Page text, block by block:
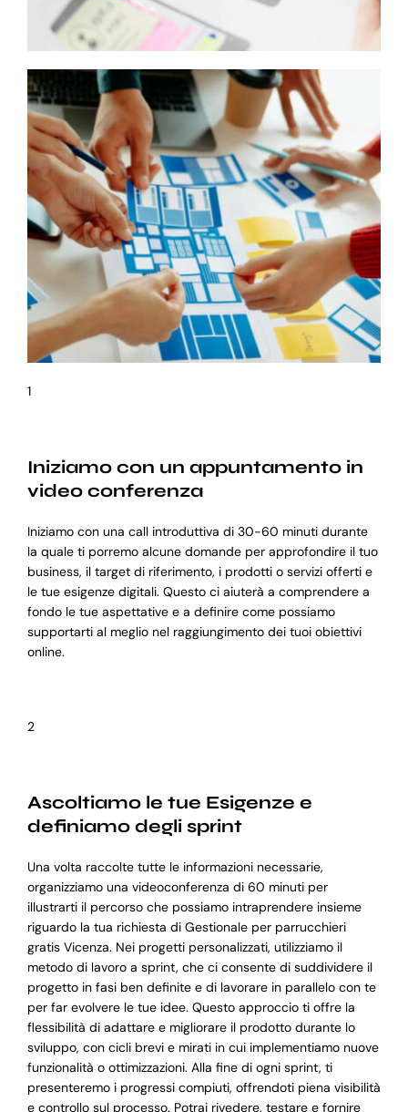
1
Iniziamo con un appuntamento in
video conferenza
Iniziamo con una call introduttiva di 30-60 minuti durante
la quale ti porremo alcune domande per approfondire il tuo
business, il target di riferimento, i prodotti o servizi offerti e
le tue esigenze digitali. Questo ci aiuterà a comprendere a
fondo le tue aspettative e a definire come possiamo
supportarti al meglio nel raggiungimento dei tuoi obiettivi
online.
2
Ascoltiamo le tue Esigenze e
definiamo degli sprint
Una volta raccolte tutte le informazioni necessarie,
organizziamo una videoconferenza di 60 minuti per
illustrarti il percorso che possiamo intraprendere insieme
riguardo la tua richiesta di Gestionale per parrucchieri
gratis Vicenza. Nei progetti personalizzati, utilizziamo il
metodo di lavoro a sprint, che ci consente di suddividere il
progetto in fasi ben definite e di lavorare in parallelo con te
per far evolvere le tue idee. Questo approccio ti offre la
flessibilità di adattare e migliorare il prodotto durante lo
sviluppo, con cicli brevi e mirati in cui implementiamo nuove
funzionalità o ottimizzazioni. Alla fine di ogni sprint, ti
presenteremo i progressi compiuti, offrendoti piena visibilità
e controllo sul processo. Potrai rivedere, testare e fornire